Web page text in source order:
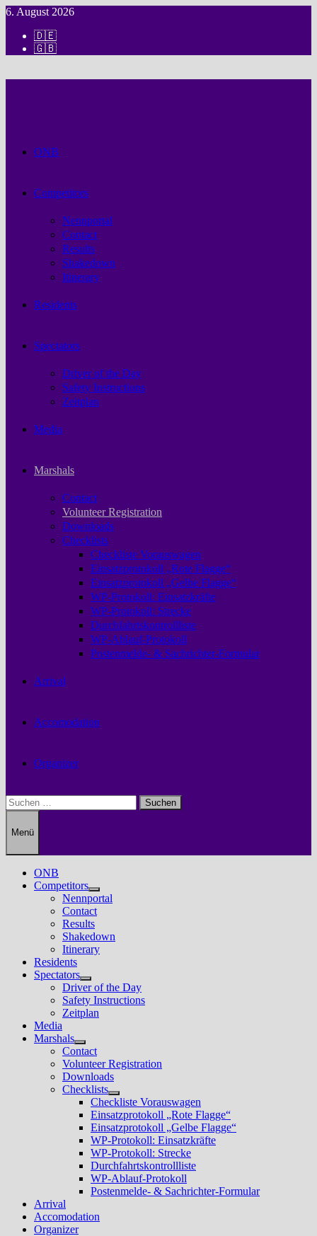
Zum
springen
6. August 2026
🇩🇪Deutsch
🇬🇧English
ONB
Competitors
Nennportal
Contact
Results
Shakedown
Itinerary
Residents
Spectators
Driver of the Day
Safety Instructions
Zeitplan
Media
Marshals
Contact
Volunteer Registration
Downloads
Checklists
Checkliste Vorauswagen
Einsatzprotokoll „Rote Flagge“
Einsatzprotokoll „Gelbe Flagge“
WP-Protokoll: Einsatzkräfte
WP-Protokoll: Strecke
Durchfahrtskontrollliste
WP-Ablauf-Protokoll
Postenmelde- & Sachrichter-Formular
Arrival
Accomodation
Organizer
Suchen
nach:
Menü
ONB
Competitors
Untermenü
anzeigen
Nennportal
Contact
Results
Shakedown
Itinerary
Residents
Spectators
Untermenü
anzeigen
Driver of the Day
Safety Instructions
Zeitplan
Media
Marshals
Untermenü
anzeigen
Contact
Volunteer Registration
Downloads
Checklists
Untermenü
anzeigen
Checkliste Vorauswagen
Einsatzprotokoll „Rote Flagge“
Einsatzprotokoll „Gelbe Flagge“
WP-Protokoll: Einsatzkräfte
WP-Protokoll: Strecke
Durchfahrtskontrollliste
WP-Ablauf-Protokoll
Postenmelde- & Sachrichter-Formular
Arrival
Accomodation
Organizer